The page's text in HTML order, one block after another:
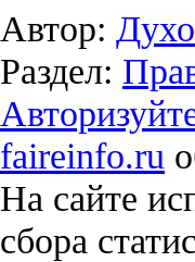
Автор:
Раздел:
faireinfo.ru
На сайте
сбора